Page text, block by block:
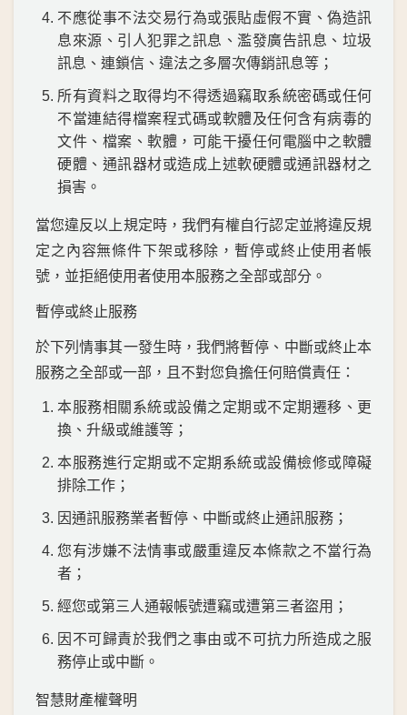
不應從事不法交易行為或張貼虛假不實、偽造訊
息來源、引人犯罪之訊息、濫發廣告訊息、垃圾
訊息、連鎖信、違法之多層次傳銷訊息等；
所有資料之取得均不得透過竊取系統密碼或任何
不當連結得檔案程式碼或軟體及任何含有病毒的
文件、檔案、軟體，可能干擾任何電腦中之軟體
硬體、通訊器材或造成上述軟硬體或通訊器材之
損害。
當您違反以上規定時，我們有權自行認定並將違反規
定之內容無條件下架或移除，暫停或終止使用者帳
號，並拒絕使用者使用本服務之全部或部分。
暫停或終止服務
於下列情事其一發生時，我們將暫停、中斷或終止本
服務之全部或一部，且不對您負擔任何賠償責任：
本服務相關系統或設備之定期或不定期遷移、更
換、升級或維護等；
本服務進行定期或不定期系統或設備檢修或障礙
排除工作；
因通訊服務業者暫停、中斷或終止通訊服務；
您有涉嫌不法情事或嚴重違反本條款之不當行為
者；
經您或第三人通報帳號遭竊或遭第三者盜用；
因不可歸責於我們之事由或不可抗力所造成之服
務停止或中斷。
智慧財產權聲明